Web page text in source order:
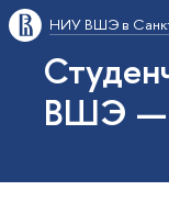
НИУ ВШЭ в
ВШЭ —